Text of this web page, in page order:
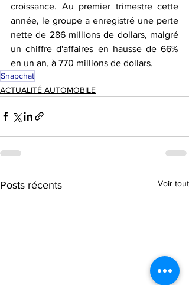
croissance. Au premier trimestre cette
année, le groupe a enregistré une perte
nette de 286 millions de dollars, malgré
un chiffre d'affaires en hausse de 66%
en un an, à 770 millions de dollars.
Snapchat
ACTUALITÉ AUTOMOBILE
Posts récents Voir tout